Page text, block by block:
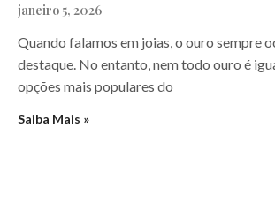
janeiro 5, 2026
Quando falamos em joias, o ouro sempre
destaque. No entanto, nem todo ouro é
opções mais populares do
Saiba Mais »